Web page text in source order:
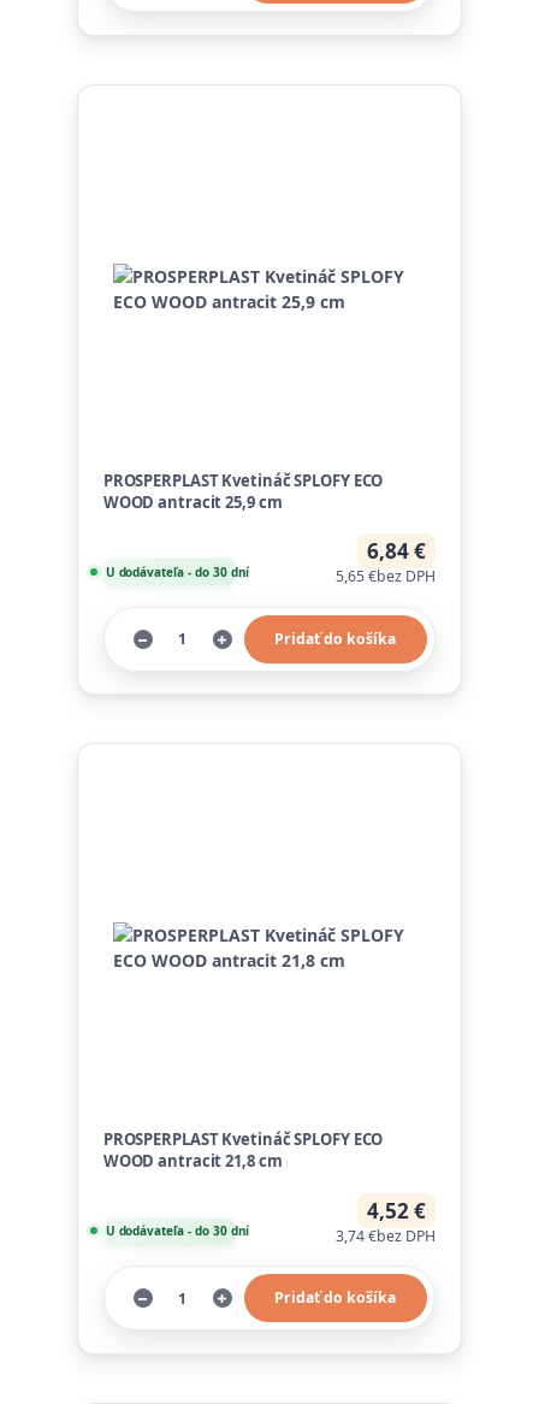
PROSPERPLAST Kvetináč SPLOFY ECO
WOOD antracit 25,9 cm
6,84 €
5,65 €bez DPH
U dodávateľa - do 30 dní
Pridať do košíka
PROSPERPLAST Kvetináč SPLOFY ECO
WOOD antracit 21,8 cm
4,52 €
3,74 €bez DPH
U dodávateľa - do 30 dní
Pridať do košíka